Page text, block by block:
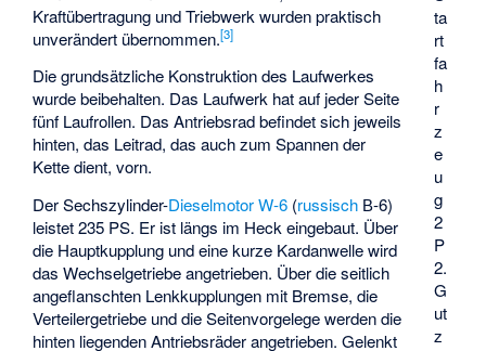
ta
rt
fa
h
r
z
e
u
g
2
P
2.
G
ut
z
Kraftübertragung und Triebwerk wurden praktisch
unverändert übernommen.[3]
Die grundsätzliche Konstruktion des Laufwerkes
wurde beibehalten. Das Laufwerk hat auf jeder Seite
fünf Laufrollen. Das Antriebsrad befindet sich jeweils
hinten, das Leitrad, das auch zum Spannen der
Kette dient, vorn.
Der Sechszylinder-Dieselmotor W-6 (russisch В-6)
leistet 235 PS. Er ist längs im Heck eingebaut. Über
die Hauptkupplung und eine kurze Kardanwelle wird
das Wechselgetriebe angetrieben. Über die seitlich
angeflanschten Lenkkupplungen mit Bremse, die
Verteilergetriebe und die Seitenvorgelege werden die
hinten liegenden Antriebsräder angetrieben. Gelenkt